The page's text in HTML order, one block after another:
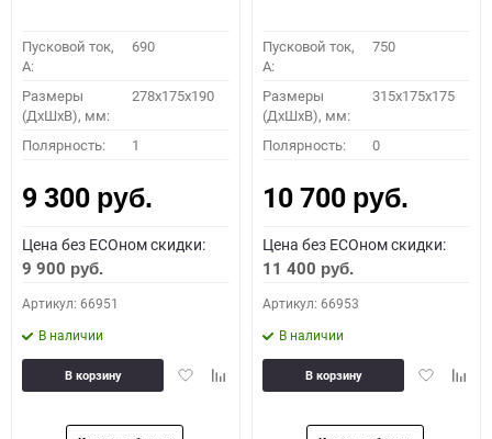
Пусковой ток,
A:
690
Размеры
(ДхШхВ), мм:
278x175x190
Полярность: 1
9 300 руб.
Цена без ECOном скидки:
9 900 руб.
Артикул: 66951
В наличии
ДобавитьДобавить
В корзину
Пусковой ток,
A:
750
Размеры
(ДхШхВ), мм:
315x175x175
Полярность: 0
10 700 руб.
Цена без ECOном скидки:
11 400 руб.
Артикул: 66953
В наличии
Добавить
В корзину